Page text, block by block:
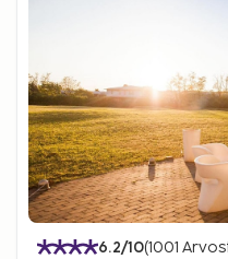
6.2/10(1001